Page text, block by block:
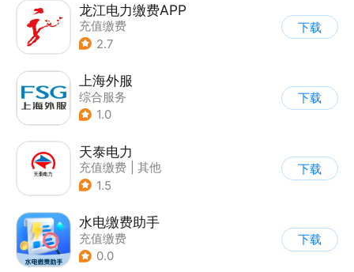
龙江电力缴费APP
充值缴费
2.7
下载
上海外服
综合服务
1.0
下载
天泰电力
充值缴费
其他
1.5
下载
水电缴费助手
充值缴费
0.0
下载